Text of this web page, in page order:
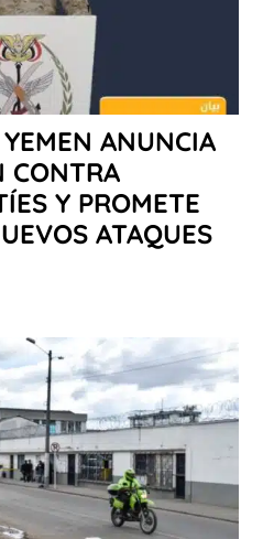
ANUNCIA
CONTRA
Y PROMETE
ATAQUES